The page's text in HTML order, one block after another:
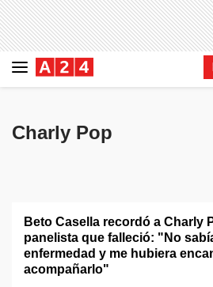
Charly Pop
Beto Casella recordó a Charly
panelista que falleció: "No
enfermedad y me hubiera
acompañarlo"